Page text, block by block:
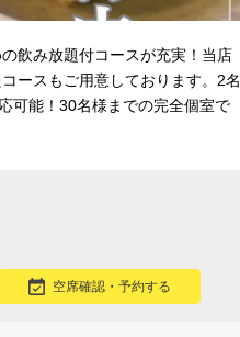
飲み放題付コースが充実！当店
ースもご用意しております。2名
可能！30名様までの完全個室で
空席確認・予約する